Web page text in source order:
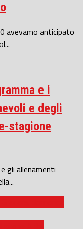
avevamo anticipato
e i
e degli
stagione
gli allenamenti